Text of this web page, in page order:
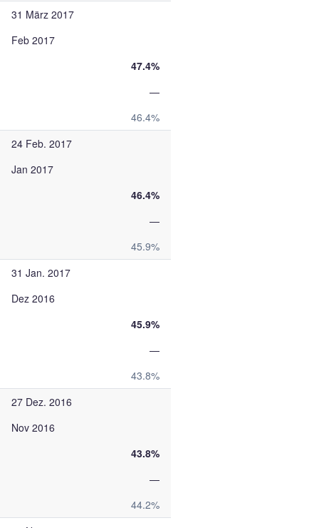
31 März 2017
Feb 2017
47.4%
—
46.4%
24 Feb. 2017
Jan 2017
46.4%
—
45.9%
31 Jan. 2017
Dez 2016
45.9%
—
43.8%
27 Dez. 2016
Nov 2016
43.8%
—
44.2%